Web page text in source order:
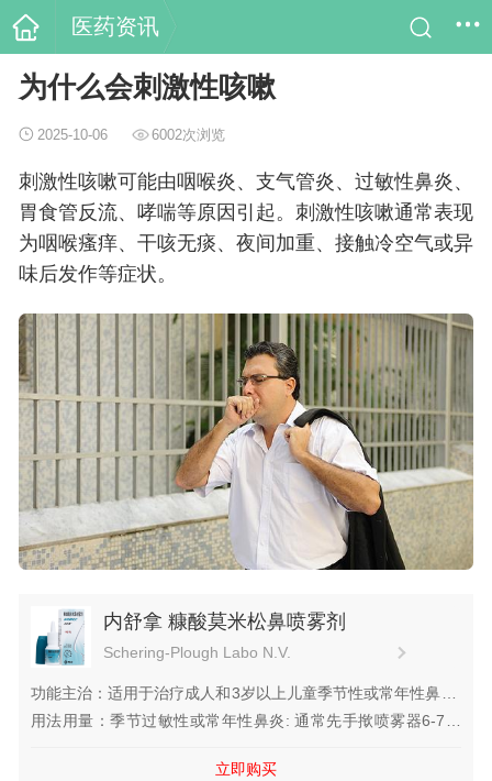
医药资讯
为什么会刺激性咳嗽
2025-10-06 6002次浏览
刺激性咳嗽可能由咽喉炎、支气管炎、过敏性鼻炎、
胃食管反流、哮喘等原因引起。刺激性咳嗽通常表现
为咽喉瘙痒、干咳无痰、夜间加重、接触冷空气或异
味后发作等症状。
内舒拿 糠酸莫米松鼻喷雾剂
Schering-Plough Labo N.V.
功能主治：适用于治疗成人和3岁以上儿童季节性或常年性鼻炎.
详见说明.
用法用量：季节过敏性或常年性鼻炎: 通常先手揿喷雾器6-7次
立即购买